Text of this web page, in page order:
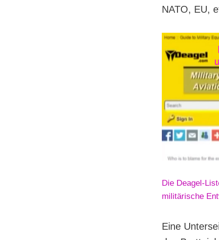
NATO, EU,
Die Deagel-
militärische
Eine